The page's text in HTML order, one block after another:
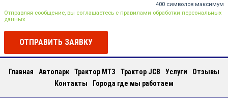
400 символов максимум
Отправляя сообщение, вы соглашаетесь с правилами обработки персональных
данных
ОТПРАВИТЬ ЗАЯВКУ
Главная Автопарк Трактор МТЗ Трактор JCB Услуги
Отзывы
Контакты
Города где мы работаем